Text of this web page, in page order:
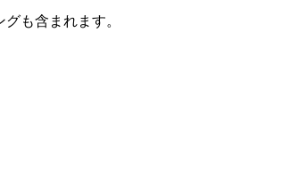
も含まれます。